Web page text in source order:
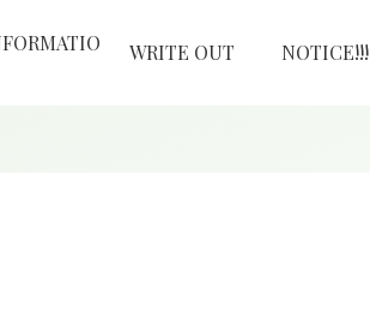
WRITE OUT NOTICE!!!